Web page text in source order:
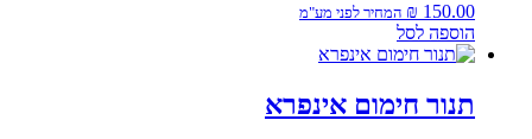
₪ 150.00 המחיר לפני מע"מ
הוספה לסל
תנור חימום אינפרא